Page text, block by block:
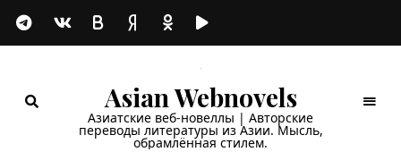
Asian Webnovels
Азиатские веб-новеллы | Авторские
переводы литературы из Азии. Мысль,
обрамлённая стилем.